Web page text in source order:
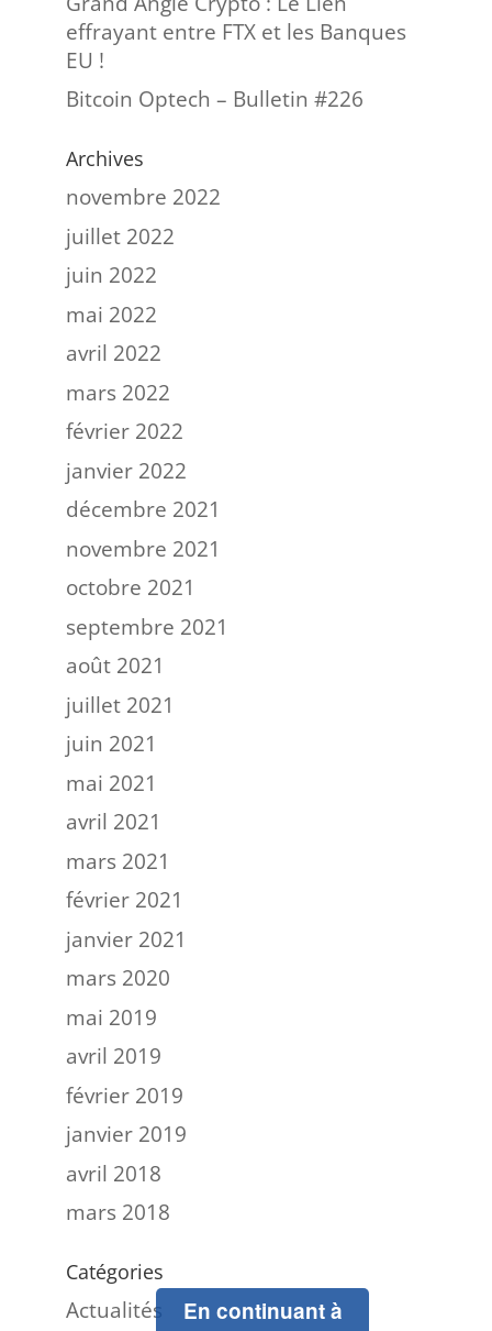
effrayant entre FTX et les Banques
EU !
Bitcoin Optech – Bulletin #226
Archives
novembre 2022
juillet 2022
juin 2022
mai 2022
avril 2022
mars 2022
février 2022
janvier 2022
décembre 2021
novembre 2021
octobre 2021
septembre 2021
août 2021
juillet 2021
juin 2021
mai 2021
avril 2021
mars 2021
février 2021
janvier 2021
mars 2020
mai 2019
avril 2019
février 2019
janvier 2019
avril 2018
mars 2018
Catégories
Actualités
En continuant à